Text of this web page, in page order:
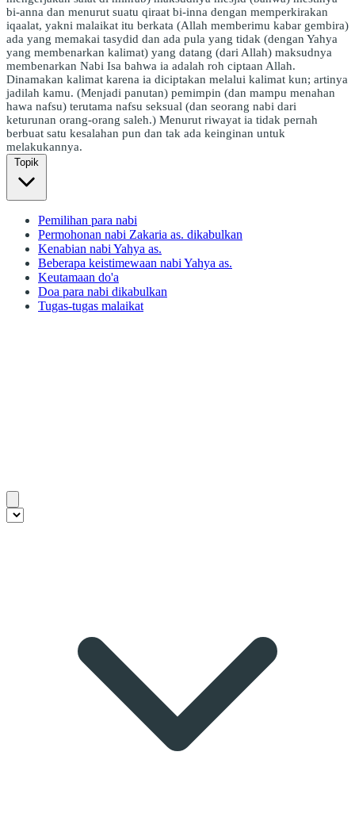
bi-anna dan menurut suatu qiraat bi-inna dengan memperkirakan
iqaalat, yakni malaikat itu berkata (Allah memberimu kabar gembira)
ada yang memakai tasydid dan ada pula yang tidak (dengan Yahya
yang membenarkan kalimat) yang datang (dari Allah) maksudnya
membenarkan Nabi Isa bahwa ia adalah roh ciptaan Allah.
Dinamakan kalimat karena ia diciptakan melalui kalimat kun; artinya
jadilah kamu. (Menjadi panutan) pemimpin (dan mampu menahan
hawa nafsu) terutama nafsu seksual (dan seorang nabi dari
keturunan orang-orang saleh.) Menurut riwayat ia tidak pernah
berbuat satu kesalahan pun dan tak ada keinginan untuk
melakukannya.
Topik
Pemilihan para nabi
Permohonan nabi Zakaria as. dikabulkan
Kenabian nabi Yahya as.
Beberapa keistimewaan nabi Yahya as.
Keutamaan do'a
Doa para nabi dikabulkan
Tugas-tugas malaikat